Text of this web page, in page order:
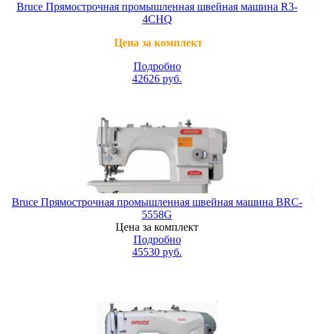
Bruce Прямострочная промышленная швейная машина R3-
4СHQ
Цена за комплект
Подробно
42626 руб.
Bruce Прямострочная промышленная швейная машина BRC-
5558G
Цена за комплект
Подробно
45530 руб.